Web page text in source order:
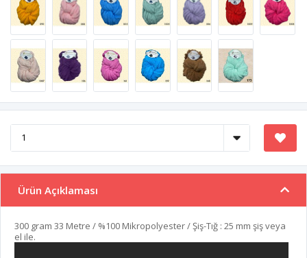
Ürün Açıklaması
300 gram 33 Metre / %100 Mikropolyester / Şiş-Tığ : 25 mm şiş veya
el ile.